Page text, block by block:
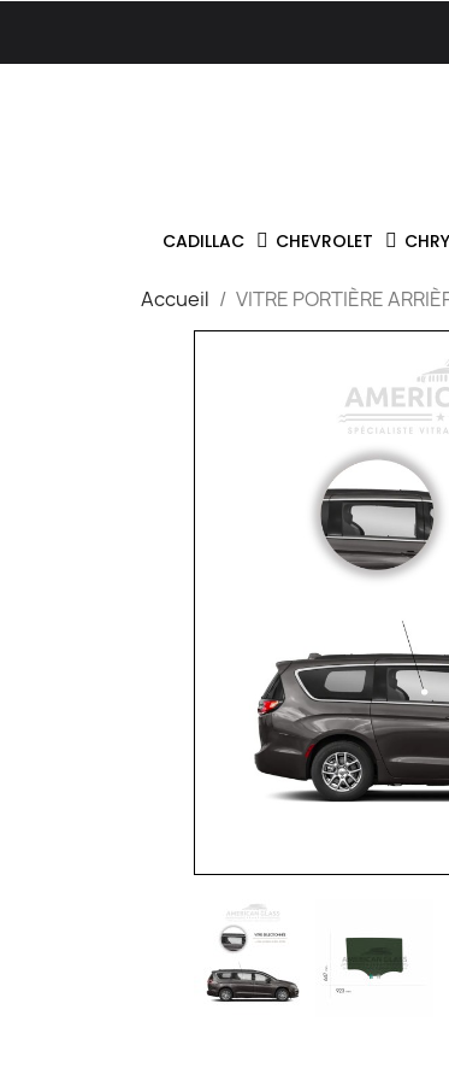
CADILLAC CHEVROLET
Accueil VITRE PORTIÈRE